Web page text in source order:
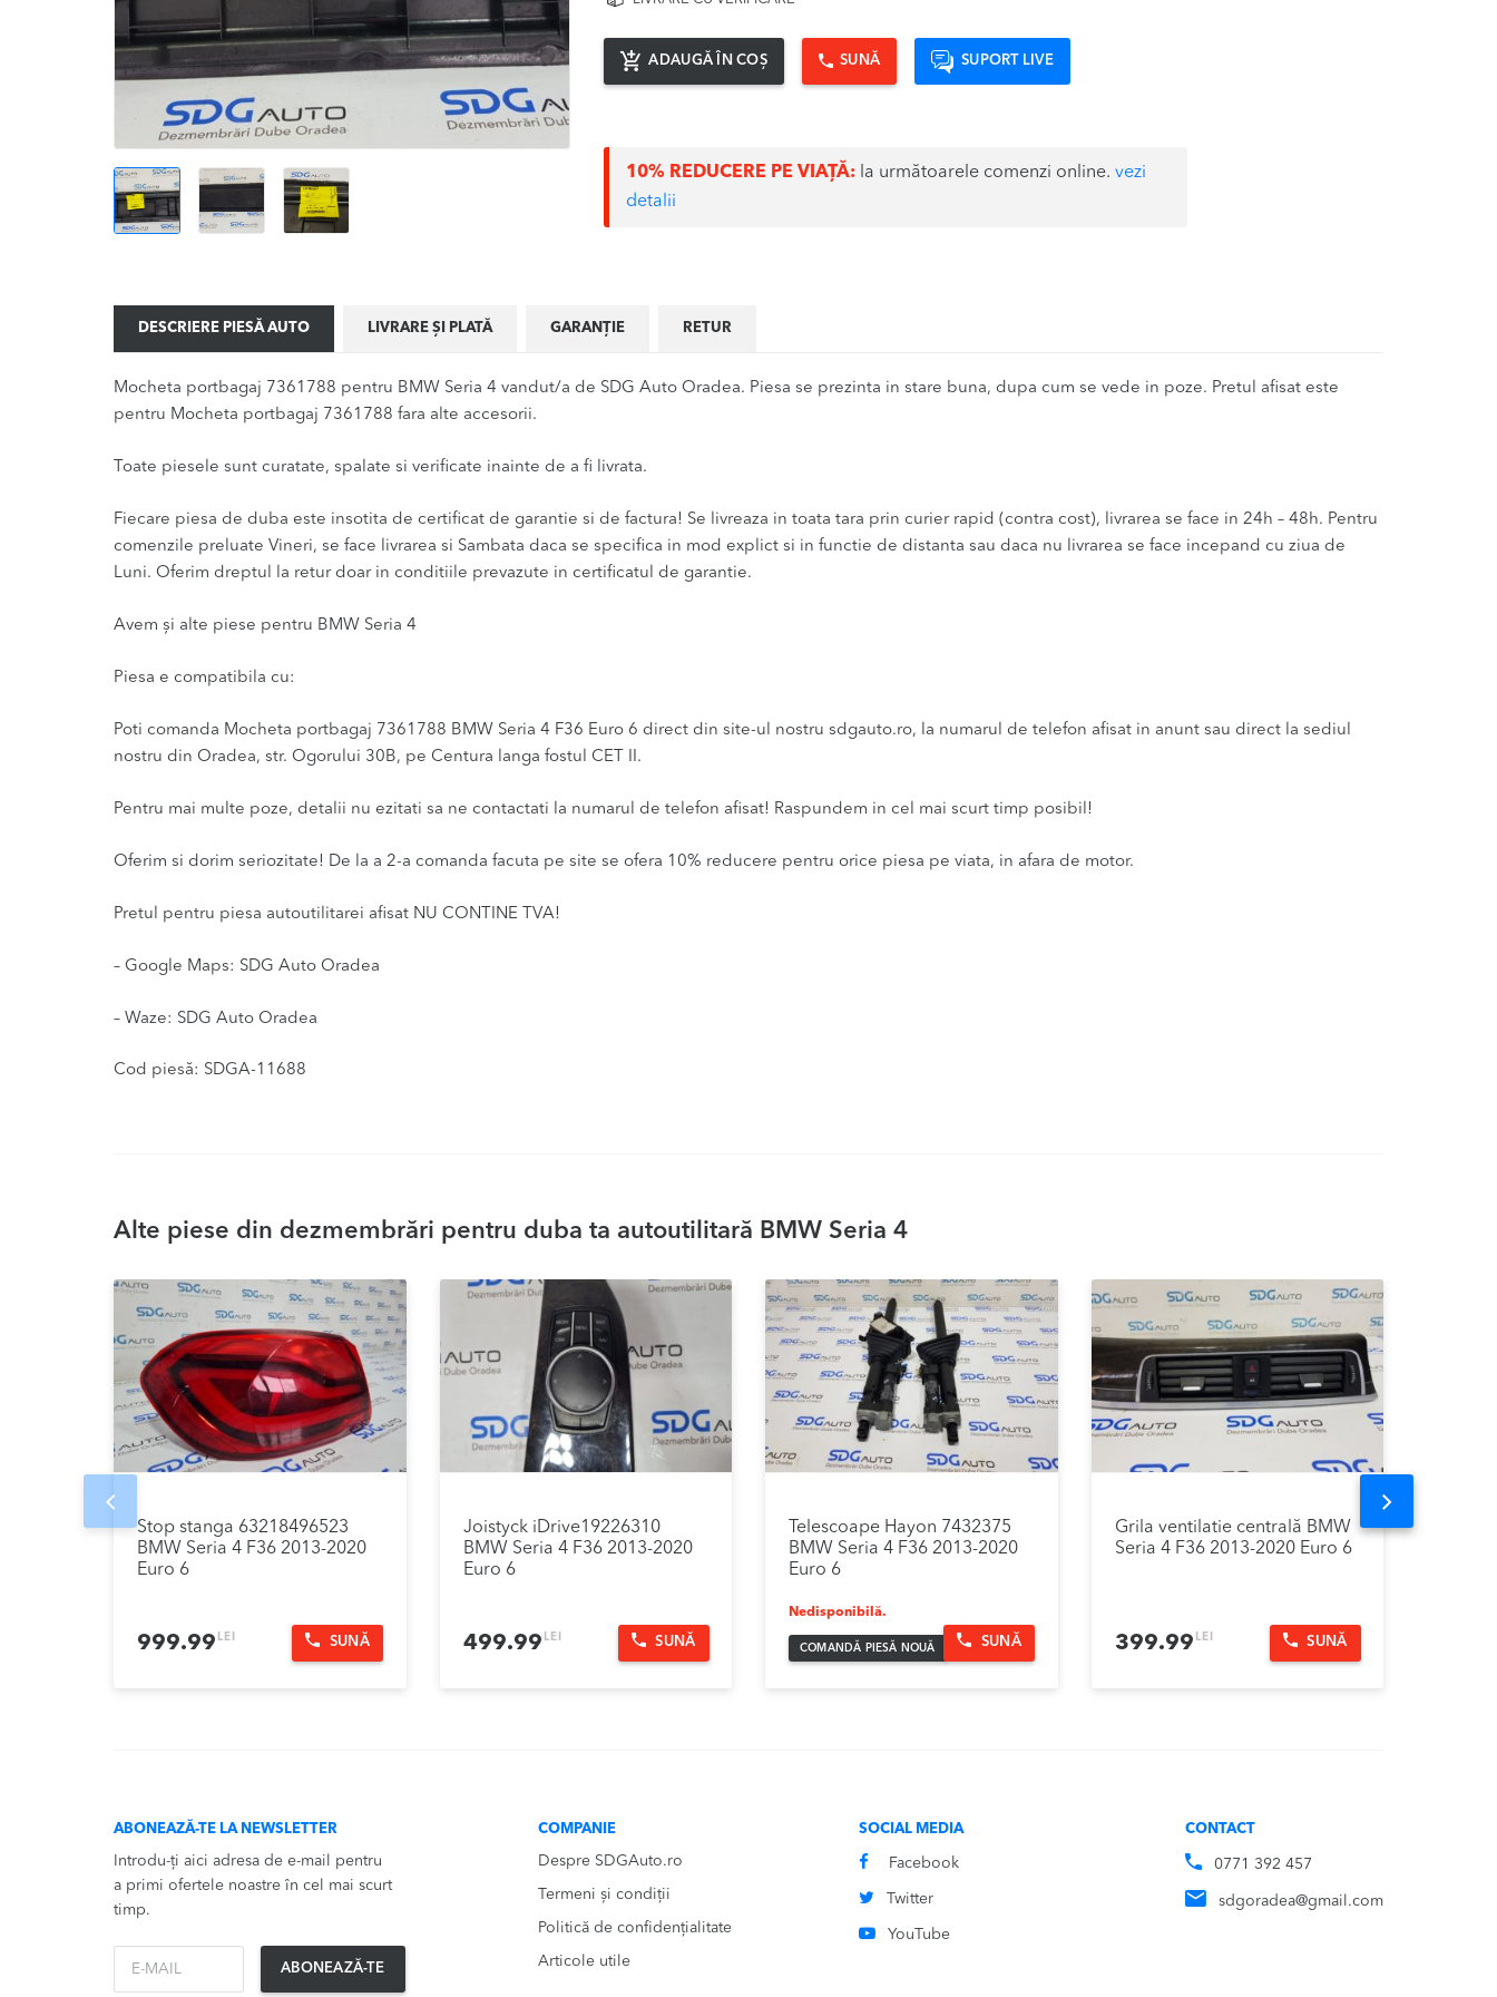
ADAUGĂ ÎN COȘ SUNĂ SUPORT LIVE
10% REDUCERE PE VIAȚĂ: la următoarele comenzi online.vezi
detalii
DESCRIERE PIESĂ AUTO LIVRARE ȘI PLATĂ GARANȚIE RETUR
Mocheta portbagaj 7361788 pentru BMW Seria 4 vandut/a de SDG Auto Oradea. Piesa se prezinta in stare buna, dupa cum se vede in poze. Pretul afisat este
pentru Mocheta portbagaj 7361788 fara alte accesorii.
Toate piesele sunt curatate, spalate si verificate inainte de a fi livrata.
Fiecare piesa de duba este insotita de certificat de garantie si de factura! Se livreaza in toata tara prin curier rapid (contra cost), livrarea se face in 24h – 48h. Pentru
comenzile preluate Vineri, se face livrarea si Sambata daca se specifica in mod explict si in functie de distanta sau daca nu livrarea se face incepand cu ziua de
Luni. Oferim dreptul la retur doar in conditiile prevazute in certificatul de garantie.
Avem și alte piese pentru BMW Seria 4
Piesa e compatibila cu:
Poti comanda Mocheta portbagaj 7361788 BMW Seria 4 F36 Euro 6 direct din site-ul nostru sdgauto.ro, la numarul de telefon afisat in anunt sau direct la sediul
nostru din Oradea, str. Ogorului 30B, pe Centura langa fostul CET II.
Pentru mai multe poze, detalii nu ezitati sa ne contactati la numarul de telefon afisat! Raspundem in cel mai scurt timp posibil!
Oferim si dorim seriozitate! De la a 2-a comanda facuta pe site se ofera 10% reducere pentru orice piesa pe viata, in afara de motor.
Pretul pentru piesa autoutilitarei afisat NU CONTINE TVA!
– Google Maps: SDG Auto Oradea
– Waze: SDG Auto Oradea
Cod piesă: SDGA-11688
Alte piese din dezmembrări pentru duba ta autoutilitară BMW Seria 4
Stop stanga 63218496523
BMW Seria 4 F36 2013-2020
Euro 6
999.99 LEI SUNĂ
Joistyck iDrive19226310
BMW Seria 4 F36 2013-2020
Euro 6
499.99 LEI SUNĂ
Telescoape Hayon 7432375
BMW Seria 4 F36 2013-2020
Euro 6
Nedisponibilă.
COMANDĂ PIESĂ NOUĂ SUNĂ
Grila ventilatie centrală BMW
Seria 4 F36 2013-2020 Euro 6
399.99 LEI SUNĂ
Prev Next
ABONEAZĂ-TE LA NEWSLETTER
Introdu-ți aici adresa de e-mail pentru
a primi ofertele noastre în cel mai scurt
timp.
ABONEAZĂ-TE
COMPANIE
Despre SDGAuto.ro
Termeni și condiții
Politică de confidențialitate
Articole utile
SOCIAL MEDIA
Facebook
Twitter
YouTube
CONTACT
0771 392 457
sdgoradea@gmail.com